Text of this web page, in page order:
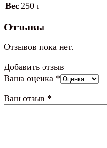
Вес 250 г
Отзывы
Отзывов пока нет.
Добавить отзыв
Ваша оценка *
Ваш отзыв *